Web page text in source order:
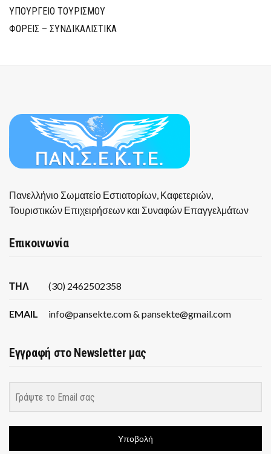
ΥΠΟΥΡΓΕΙΟ ΤΟΥΡΙΣΜΟΥ
ΦΟΡΕΙΣ – ΣΥΝΔΙΚΑΛΙΣΤΙΚΑ
Πανελλήνιο Σωματείο Εστιατορίων, Καφετεριών,
Τουριστικών Επιχειρήσεων και Συναφών Επαγγελμάτων
Επικοινωνία
ΤΗΛ (30) 2462502358
EMAIL info@pansekte.com & pansekte@gmail.com
Εγγραφή στο Newsletter μας
Υποβολή